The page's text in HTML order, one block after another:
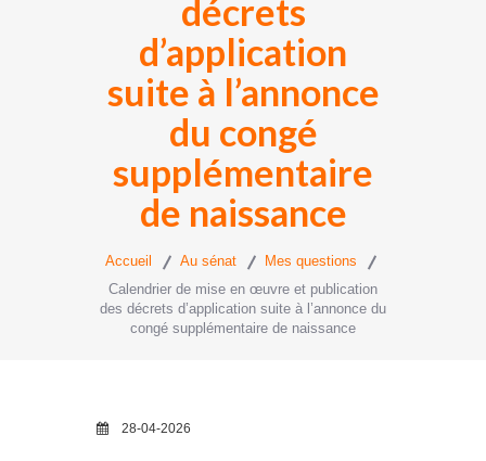
décrets
d’application
suite à l’annonce
du congé
supplémentaire
de naissance
Accueil Au sénat
Mes questions
Calendrier de mise en œuvre et publication
des décrets d’application suite à l’annonce du
congé supplémentaire de naissance
28-04-2026